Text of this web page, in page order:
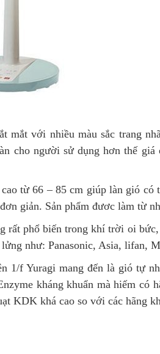
mắt với nhiều màu sắc trang
cho người sử dụng hơn thế
từ 66 – 85 cm giúp làn gió có
giản. Sản phẩm đươc làm từ
rất phổ biến trong khí trời oi
như: Panasonic, Asia, lifan,
1/f Yuragi mang đến là gió tự
kháng khuẩn mà hiếm
KDK khá cao so với các hãng